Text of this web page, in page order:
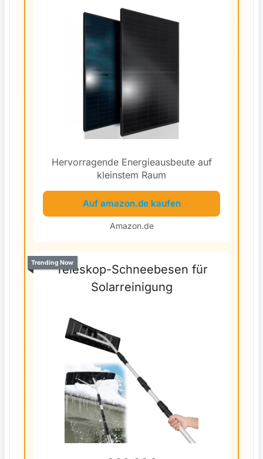
Hervorragende Energieausbeute auf
kleinstem Raum
Auf amazon.de kaufen
Amazon.de
Teleskop-Schneebesen für
Solarreinigung
Trending Now